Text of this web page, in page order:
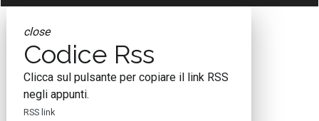
close
Codice Rss
Clicca sul pulsante per copiare il link RSS
negli appunti.
RSS link